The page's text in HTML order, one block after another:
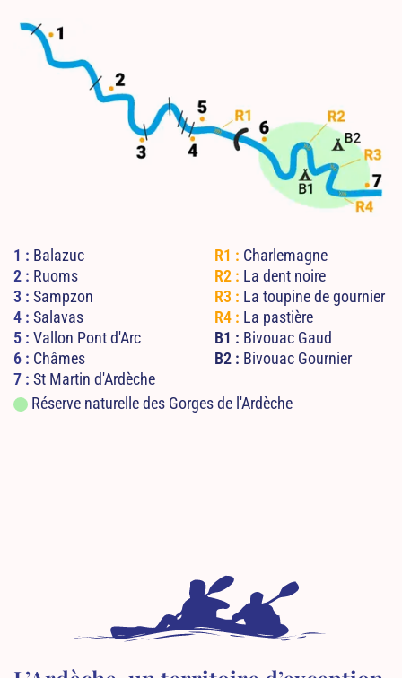
1 : Balazuc
2 : Ruoms
3 : Sampzon
4 : Salavas
5 : Vallon Pont d'Arc
6 : Châmes
7 : St Martin d'Ardèche
R1 : Charlemagne
R2 : La dent noire
R3 : La toupine de gournier
R4 : La pastière
B1 : Bivouac Gaud
B2 : Bivouac Gournier
Réserve naturelle des Gorges de l'Ardèche